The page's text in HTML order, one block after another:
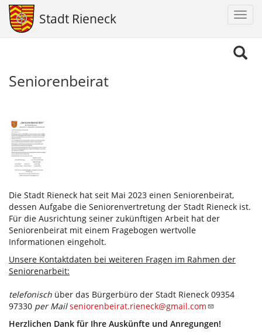
Stadt Rieneck
Seniorenbeirat
Die Stadt Rieneck hat seit Mai 2023 einen Seniorenbeirat,
dessen Aufgabe die Seniorenvertretung der Stadt Rieneck ist.
Für die Ausrichtung seiner zukünftigen Arbeit hat der
Seniorenbeirat mit einem Fragebogen wertvolle
Informationen eingeholt.
Unsere Kontaktdaten bei weiteren Fragen im Rahmen der
Seniorenarbeit:
telefonisch über das Bürgerbüro der Stadt Rieneck 09354
97330 per Mail seniorenbeirat.rieneck@gmail.com
Herzlichen Dank für Ihre Auskünfte und Anregungen!